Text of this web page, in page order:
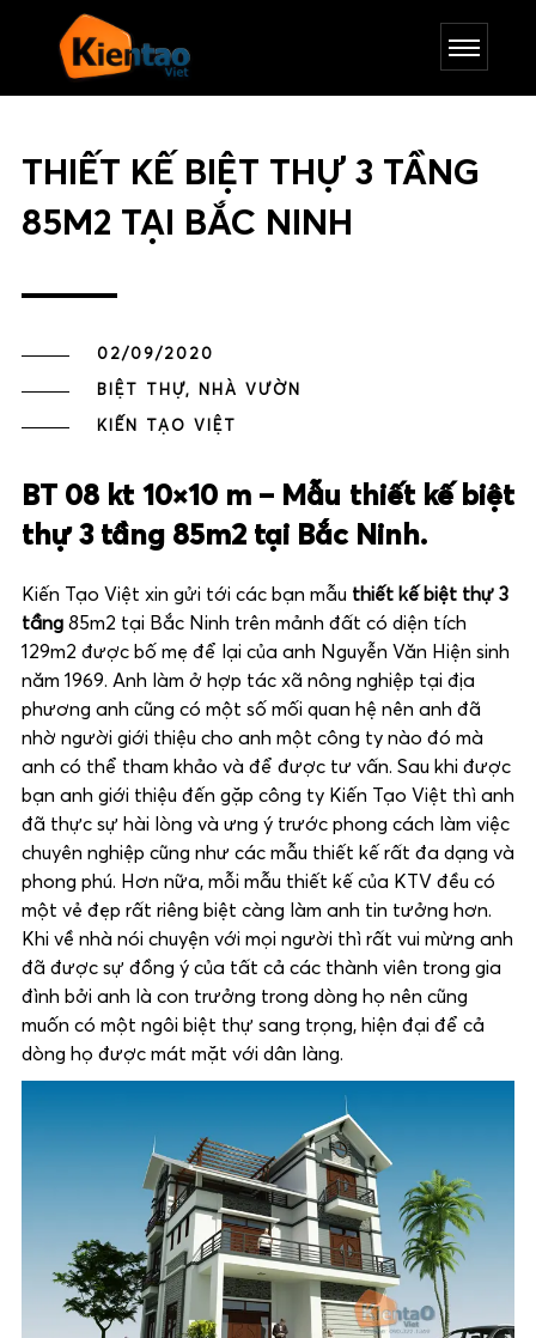
THIẾT KẾ BIỆT THỰ 3 TẦNG
85M2 TẠI BẮC NINH
02/09/2020
BIỆT THỰ, NHÀ VƯỜN
KIẾN TẠO VIỆT
BT 08 kt 10×10 m – Mẫu thiết kế biệt
thự 3 tầng 85m2 tại Bắc Ninh.
Kiến Tạo Việt xin gửi tới các bạn mẫu thiết kế biệt thự 3
tầng 85m2 tại Bắc Ninh trên mảnh đất có diện tích
129m2 được bố mẹ để lại của anh Nguyễn Văn Hiện sinh
năm 1969. Anh làm ở hợp tác xã nông nghiệp tại địa
phương anh cũng có một số mối quan hệ nên anh đã
nhờ người giới thiệu cho anh một công ty nào đó mà
anh có thể tham khảo và để được tư vấn. Sau khi được
bạn anh giới thiệu đến gặp công ty Kiến Tạo Việt thì anh
đã thực sự hài lòng và ưng ý trước phong cách làm việc
chuyên nghiệp cũng như các mẫu thiết kế rất đa dạng và
phong phú. Hơn nữa, mỗi mẫu thiết kế của KTV đều có
một vẻ đẹp rất riêng biệt càng làm anh tin tưởng hơn.
Khi về nhà nói chuyện với mọi người thì rất vui mừng anh
đã được sự đồng ý của tất cả các thành viên trong gia
đình bởi anh là con trưởng trong dòng họ nên cũng
muốn có một ngôi biệt thự sang trọng, hiện đại để cả
dòng họ được mát mặt với dân làng.